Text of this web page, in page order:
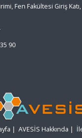
Fen Fakültesi Giriş
90
| AVESİS Hakkında |